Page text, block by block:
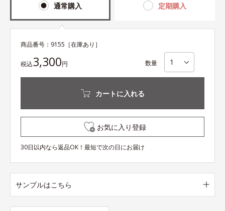
通常購入 定期購入
商品番号： 9155 ［在庫あり］
税込3,300円 数量
カートに入れる
お気に入り登録
30日以内なら返品OK！最短で次の日にお届け
サンプルはこちら